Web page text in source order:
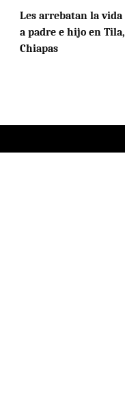
Les arrebatan la vida
a padre e hijo en Tila,
Chiapas